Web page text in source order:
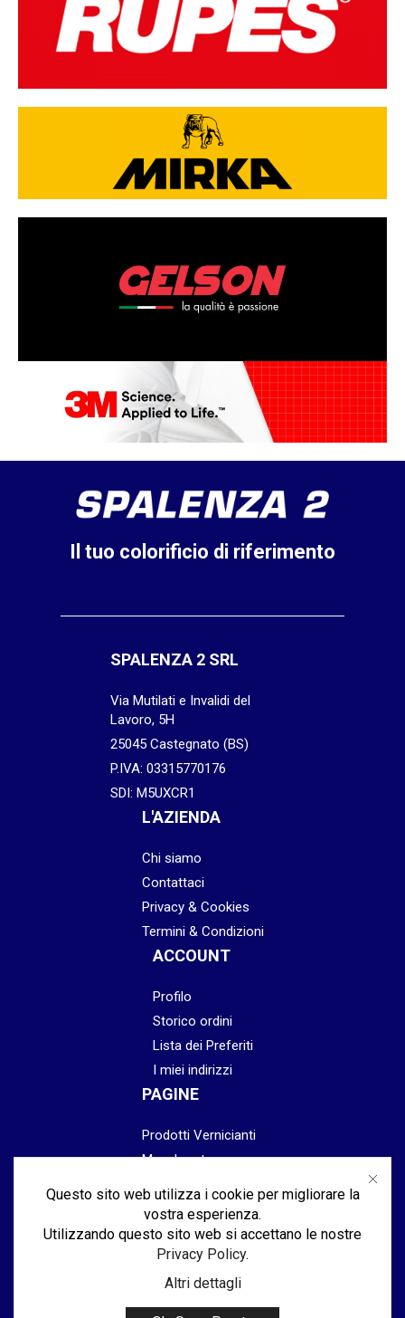
Il tuo colorificio di riferimento
SPALENZA 2 SRL
Via Mutilati e Invalidi del
Lavoro, 5H
25045 Castegnato (BS)
P.IVA: 03315770176
SDI: M5UXCR1
L'AZIENDA
Chi siamo
Contattaci
Privacy & Cookies
Termini & Condizioni
ACCOUNT
Profilo
Storico ordini
Lista dei Preferiti
I miei indirizzi
PAGINE
Prodotti Vernicianti
Mascheratura
Abrasivi
Lucidatura & Finitura
Attrezzatura
Questo sito web utilizza i cookie per migliorare la
vostra esperienza.
Utilizzando questo sito web si accettano le nostre
Privacy Policy.
Altri dettagli